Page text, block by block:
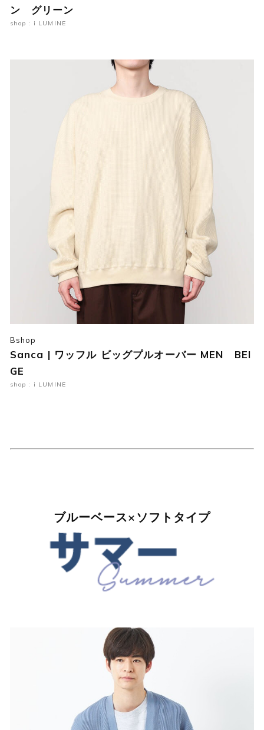
ン グリーン
shop : i LUMINE
Bshop
Sanca | ワッフル ビッグプルオーバー MEN BEI
GE
shop : i LUMINE
ブルーベース×ソフトタイプ